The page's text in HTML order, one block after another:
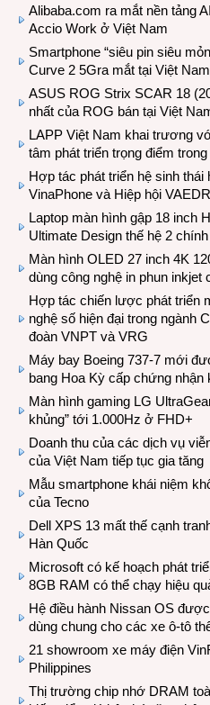
Alibaba.com ra mắt nền tảng
Accio Work ở Việt Nam
Smartphone “siêu pin siêu
Curve 2 5Gra mắt tại Việt Nam
ASUS ROG Strix SCAR 18
nhất của ROG bán tại Việt
LAPP Việt Nam khai trương
tâm phát triển trọng điểm
Hợp tác phát triển hệ sinh
VinaPhone và Hiệp hội VAEDR
Laptop màn hình gập 18 inch
Ultimate Design thế hệ 2
Màn hình OLED 27 inch 4K
dùng công nghệ in phun inkjet
Hợp tác chiến lược phát triển
nghệ số hiện đại trong ngành
đoàn VNPT và VRG
Máy bay Boeing 737-7 mới
bang Hoa Kỳ cấp chứng
Màn hình gaming LG
khủng” tới 1.000Hz ở FHD+
Doanh thu của các dịch vụ
của Việt Nam tiếp tục gia tăng
Mẫu smartphone khái niệm
của Tecno
Dell XPS 13 mất thế cạnh
Hàn Quốc
Microsoft có kế hoạch phát
8GB RAM có thể chạy hiệu
Hệ điều hành Nissan OS
dùng chung cho các xe ô-tô
21 showroom xe máy điện
Philippines
Thị trường chip nhớ DRAM